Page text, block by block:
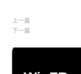
上一篇
下一篇